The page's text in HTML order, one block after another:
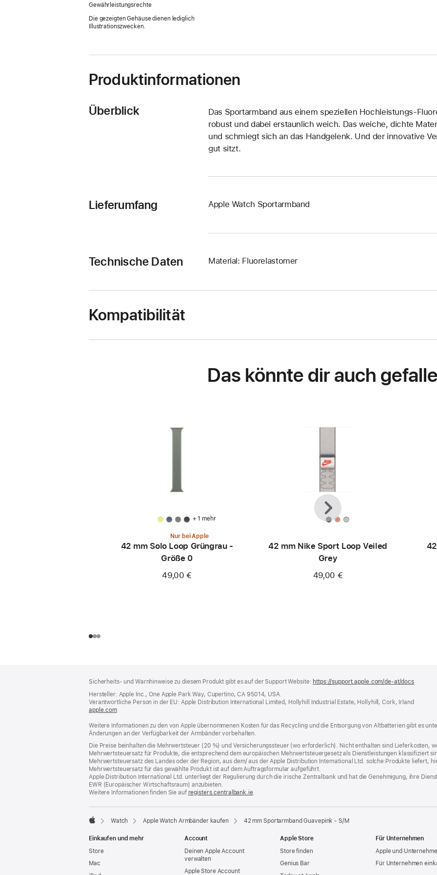
Gewährleistungsrechte
Die gezeigten Gehäuse dienen lediglich
Illustrationszwecken.
Produktinformationen
Überblick
Das Sportarmband aus einem speziellen Hochleistungs-
robust und dabei erstaunlich weich. Das weiche, dichte
und schmiegt sich an das Handgelenk. Und der innovative
gut sitzt.
Lieferumfang Apple Watch Sportarmband
Technische Daten Material: Fluorelastomer
Kompatibilität
Das könnte dir auch
+ 1 mehr
Nur bei Apple
42 mm Solo Loop Grüngrau -
Größe 0
49,00 €
42 mm Nike Sport Loop Veiled
Grey
49,00 €
Zurück
Weiter
Sicherheits- und Warnhinweise zu diesem Produkt gibt es auf der Support Website: https://support.apple.com/de-at/docs(öffnet
Fenster)
Hersteller: Apple Inc., One Apple Park Way, Cupertino, CA 95014, USA.
Verantwortliche Person in der EU: Apple Distribution International Limited, Hollyhill Industrial Estate, Hollyhill, Cork, Irland
apple.com(öffnet
neues
Fenster)
Weitere Informationen zu den von Apple übernommenen Kosten für das Recycling und die Entsorgung von Altbatterien gibt es
Änderungen an der Verfügbarkeit der Armbänder vorbehalten.
Die Preise beinhalten die Mehrwertsteuer (20 %) und Versicherungssteuer (wo erforderlich). Nicht enthalten sind Lieferkosten,
Mehrwertsteuersatz für Produkte, die entsprechend dem europäischen Mehrwertsteuergesetz als Dienstleistungen klassifiziert
Mehrwertsteuersatz des Landes oder der Region, aus dem/ aus der Apple Distribution International Ltd. solche Produkte liefert,
Mehrwertsteuersatz für das gewählte Produkt ist auf dem Auftragsformular aufgeführt.
Apple Distribution International Ltd. unterliegt der Regulierung durch die irische Zentralbank und hat die Genehmigung, ihre
EWR (Europäischer Wirtschaftsraum) anzubieten.
Weitere Informationen finden Sie auf registers.centralbank.ie(Öffnet
neues
.
Watch Apple Watch Armbänder kaufen 42 mm Sportarmband Guavepink - S/M
Einkaufen und mehr
Store
Mac
Account
Deinen Apple Account
verwalten
Apple Store Account
Apple Store
Store finden
Genius Bar
Für Unternehmen
Apple und
Für Unternehmen